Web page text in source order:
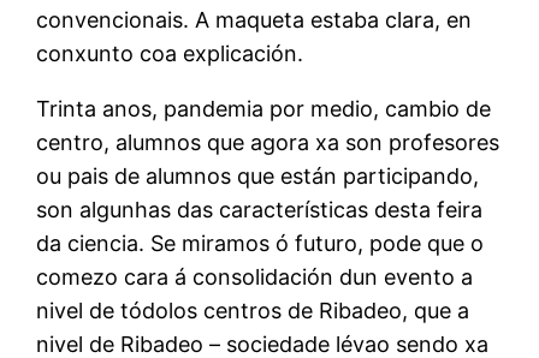
convencionais. A maqueta estaba clara, en
conxunto coa explicación.
Trinta anos, pandemia por medio, cambio de
centro, alumnos que agora xa son profesores
ou pais de alumnos que están participando,
son algunhas das características desta feira
da ciencia. Se miramos ó futuro, pode que o
comezo cara á consolidación dun evento a
nivel de tódolos centros de Ribadeo, que a
nivel de Ribadeo – sociedade lévao sendo xa